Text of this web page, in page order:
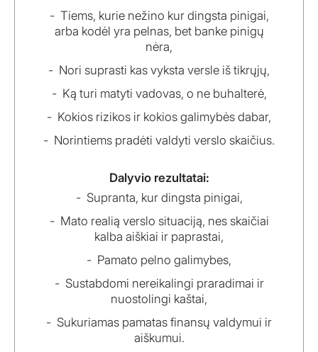
Tiems, kurie nežino kur dingsta pinigai,
arba kodėl yra pelnas, bet banke pinigų
nėra,
Nori suprasti kas vyksta versle iš tikrųjų,
Ką turi matyti vadovas, o ne buhalterė,
Kokios rizikos ir kokios galimybės dabar,
Norintiems pradėti valdyti verslo skaičius.
Dalyvio rezultatai:
Supranta, kur dingsta pinigai,
Mato realią verslo situaciją, nes skaičiai
kalba aiškiai ir paprastai,
Pamato pelno galimybes,
Sustabdomi nereikalingi praradimai ir
nuostolingi kaštai,
Sukuriamas pamatas finansų valdymui ir
aiškumui.